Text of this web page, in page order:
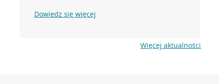
Dowiedz się więcej
Więcej aktualności